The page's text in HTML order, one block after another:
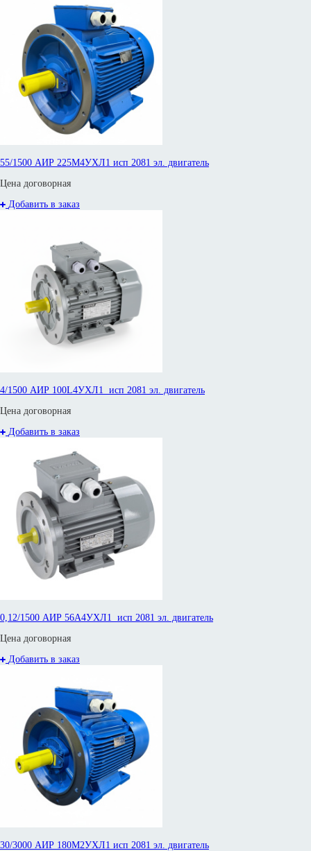
55/1500 АИР 225М4УХЛ1 исп 2081 эл. двигатель
Цена договорная
Добавить в заказ
4/1500 АИР 100L4УХЛ1 исп 2081 эл. двигатель
Цена договорная
Добавить в заказ
0,12/1500 АИР 56А4УХЛ1 исп 2081 эл. двигатель
Цена договорная
Добавить в заказ
30/3000 АИР 180М2УХЛ1 исп 2081 эл. двигатель